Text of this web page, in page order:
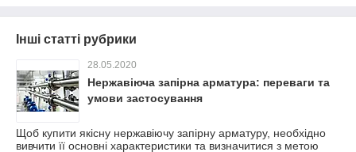
Інші статті рубрики
28.05.2020
Нержавіюча запірна арматура: переваги та
умови застосування
Щоб купити якісну нержавіючу запірну арматуру, необхідно
вивчити її основні характеристики та визначитися з метою